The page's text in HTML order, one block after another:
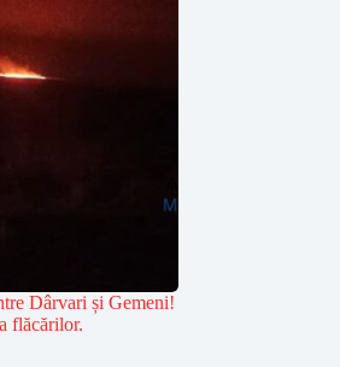
Dârvari și Gemeni!
flăcărilor.